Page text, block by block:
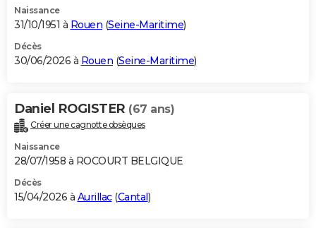
Dictionnaire
Biographies
Citations
Expressions
Proverbes
PROGRAMME TV
S'inscrire
Se connecter
Lycées
Collèges
Primaires
Universités
Entreprises
Service militaire
Avis de recherche
AVIS DE DÉCÈS
Bricolage
Lifestyle
Culture
Sport
Auto
Television
Voyage
Cinema
Naissance
31/10/1951 à Rouen (Seine-Maritime)
Décès
30/06/2026 à Rouen (Seine-Maritime)
Daniel ROGISTER (67 ans)
Créer une cagnotte obsèques
Naissance
28/07/1958 à ROCOURT BELGIQUE
Décès
15/04/2026 à Aurillac(Cantal)